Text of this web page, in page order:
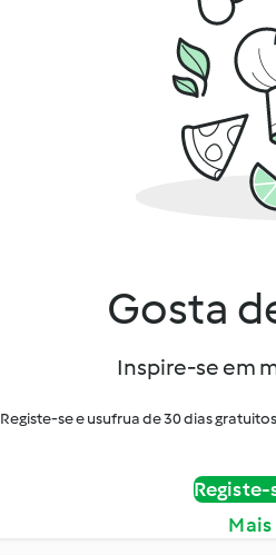
Gosta
Inspire-se em
Registe-se e usufrua de 30 dias